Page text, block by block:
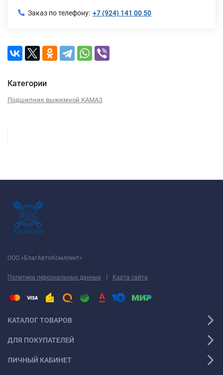
Заказ по телефону: +7 (924) 141 00 50
Категории
Подшипник выжимной КАМАЗ
ООО «БлагАвтоКомлпект»
Политика персональных данных | Карта сайта
КАТАЛОГ ТОВАРОВ
ДЛЯ ПОКУПАТЕЛЕЙ
ЛИЧНЫЙ КАБИНЕТ